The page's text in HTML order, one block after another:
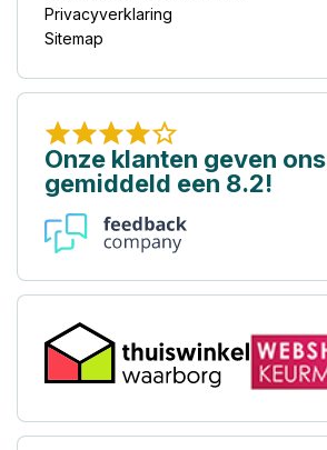
Privacyverklaring
Sitemap
Onze klanten geven ons
gemiddeld een 8.2!